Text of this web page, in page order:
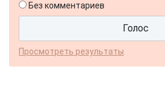
Без комментариев
Просмотреть результаты